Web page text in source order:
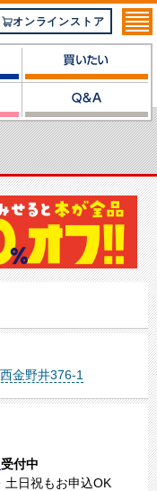
オンラインストア
金野井376-1
受付中
土日祝もお申込OK